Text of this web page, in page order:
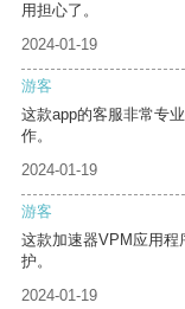
用担心了。
2024-01-19
游客
这款app的客服非常专
作。
2024-01-19
游客
这款加速器VPM应用程
护。
2024-01-19